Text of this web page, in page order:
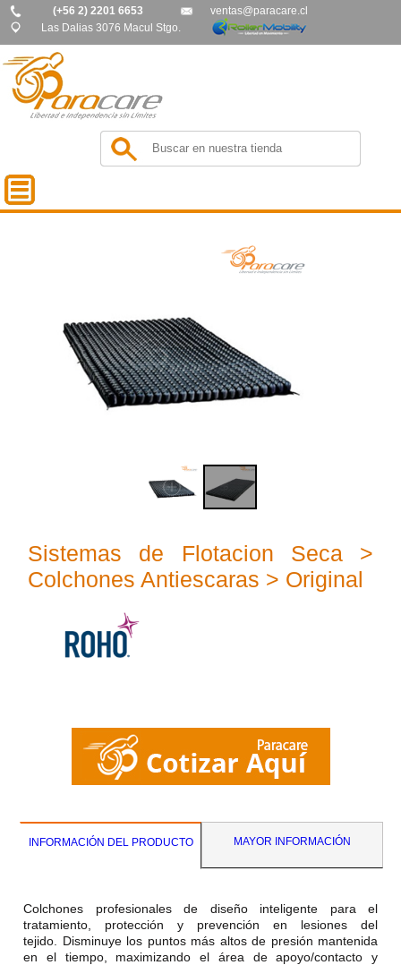
(+56 2) 2201 6653
ventas@paracare.cl
Las Dalias 3076 Macul Stgo.
Sistemas de Flotacion Seca >
Colchones Antiescaras > Original
INFORMACIÓN DEL PRODUCTO MAYOR INFORMACIÓN
Colchones profesionales de diseño inteligente para el
tratamiento, protección y prevención en lesiones del
tejido. Disminuye los puntos más altos de presión mantenida
en el tiempo, maximizando el área de apoyo/contacto y